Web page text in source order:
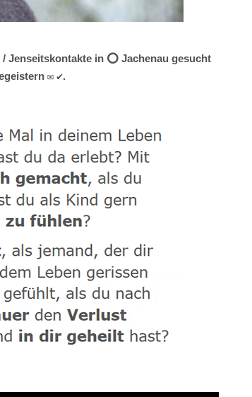
Jenseitskontakte in ⭕ Jachenau gesucht
✉ ✔.